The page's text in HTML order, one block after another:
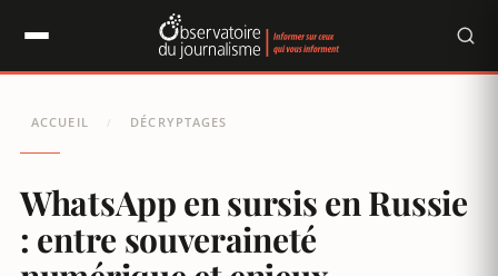
ACCUEIL / DÉCRYPTAGES
WhatsApp en sursis en Russie
: entre souveraineté
Panneau de gestion des cookies